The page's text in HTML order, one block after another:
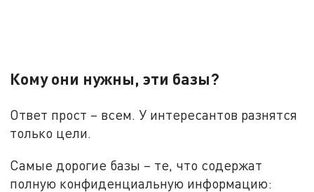
Кому они нужны, эти базы?
Ответ прост – всем. У интересантов разнятся
только цели.
Самые дорогие базы – те, что содержат
полную конфиденциальную информацию: